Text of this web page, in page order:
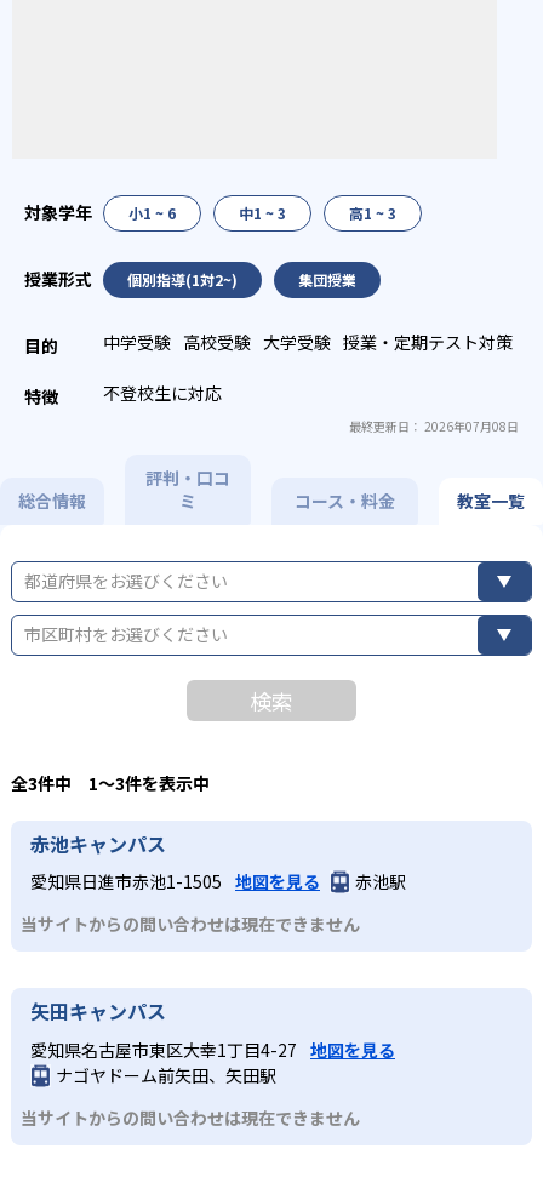
小1 ~ 6 中1 ~ 3 高1 ~ 3
個別指導(1対2~) 集団授業
中学受験 高校受験 大学受験 授業・定期テスト対策
不登校生に対応
最終更新日： 2026年07月08日
総合情報
評判・口コ
ミ
コース・料金 教室一覧
都道府県をお選びください
市区町村をお選びください
検索
全3件中 1〜3件を表示中
赤池キャンパス
愛知県日進市赤池1-1505 地図を見る
赤池駅
当サイトからの問い合わせは現在できません
矢田キャンパス
愛知県名古屋市東区大幸1丁目4-27 地図を見る
ナゴヤドーム前矢田、矢田駅
当サイトからの問い合わせは現在できません